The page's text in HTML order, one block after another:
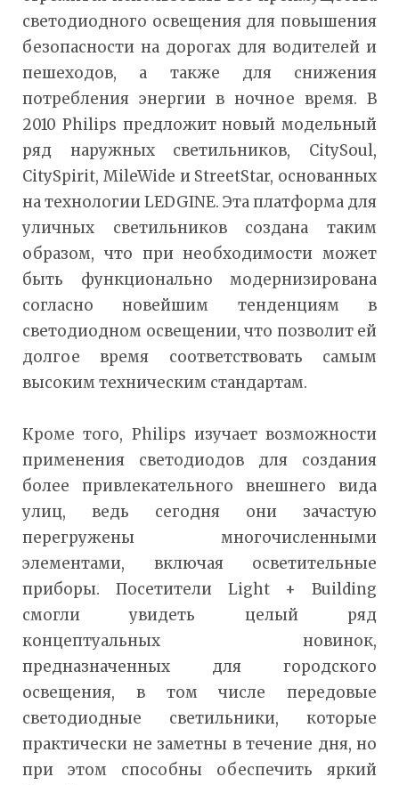
светодиодного освещения для повышения
безопасности на дорогах для водителей и
пешеходов, а также для снижения
потребления энергии в ночное время. В
2010 Philips предложит новый модельный
ряд наружных светильников, CitySoul,
CitySpirit, MileWide и StreetStar, основанных
на технологии LEDGINE. Эта платформа для
уличных светильников создана таким
образом, что при необходимости может
быть функционально модернизирована
согласно новейшим тенденциям в
светодиодном освещении, что позволит ей
долгое время соответствовать самым
высоким техническим стандартам.
Кроме того, Philips изучает возможности
применения светодиодов для создания
более привлекательного внешнего вида
улиц, ведь сегодня они зачастую
перегружены многочисленными
элементами, включая осветительные
приборы. Посетители Light + Building
смогли увидеть целый ряд
концептуальных новинок,
предназначенных для городского
освещения, в том числе передовые
светодиодные светильники, которые
практически не заметны в течение дня, но
при этом способны обеспечить яркий